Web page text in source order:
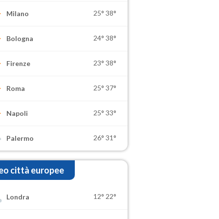
Milano 25° 38°
Bologna 24° 38°
Firenze 23° 38°
Roma 25° 37°
Napoli 25° 33°
Palermo 26° 31°
città europee
Londra 12° 22°